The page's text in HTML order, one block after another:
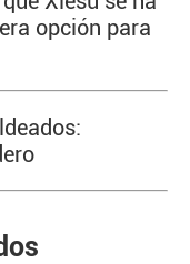
opción para